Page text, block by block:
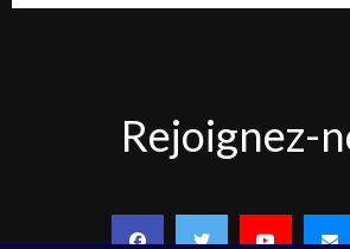
nous
Rejoignez-